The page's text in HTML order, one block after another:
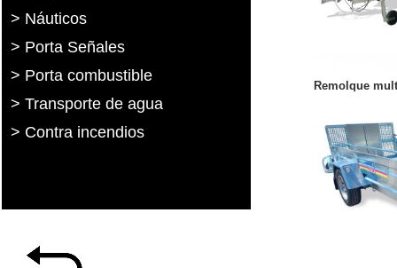
> Náuticos
> Porta Señales
> Porta combustible
> Transporte de agua
> Contra incendios
Remolque